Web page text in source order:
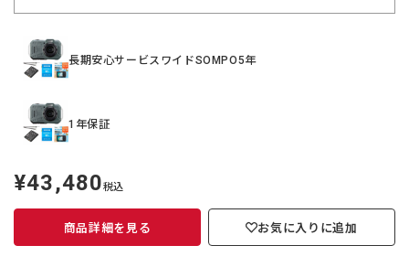
長期安心サービスワイドSOMPO5年
1年保証
定
価
¥43,480税込
商品詳細を見る お気に入りに追加